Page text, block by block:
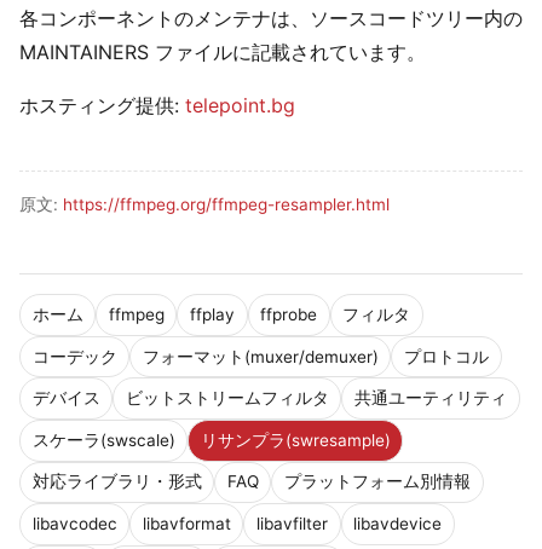
ホーム ffmpeg ffplay ffprobe フィルタ
コーデック フォーマット(muxer/demuxer) プロトコル
デバイス ビットストリームフィルタ 共通ユーティリティ
スケーラ(swscale) リサンプラ(swresample)
対応ライブラリ・形式 FAQ プラットフォーム別情報
libavcodec libavformat libavfilter libavdevice
各コンポーネントのメンテナは、ソースコードツリー内の
MAINTAINERS ファイルに記載されています。
ホスティング提供: telepoint.bg
原文: https://ffmpeg.org/ffmpeg-resampler.html